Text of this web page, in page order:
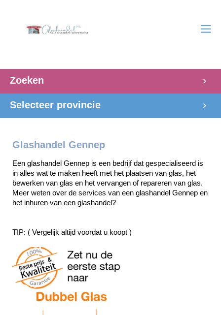
Zoeken
Selecteer provincie
Glashandel Gennep
Een glashandel Gennep is een bedrijf dat gespecialiseerd is
in alles wat te maken heeft met het plaatsen van glas, het
bewerken van glas en het vervangen of repareren van glas.
Meer weten over de services van een glashandel Gennep en
het inhuren van een glashandel?
TIP: ( Vergelijk altijd voordat u koopt )